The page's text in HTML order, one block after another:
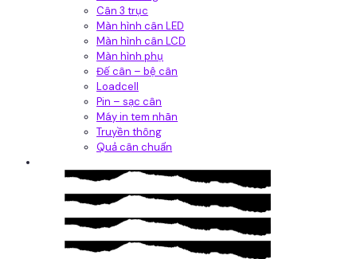
Cân 3 trục
Màn hình cân LED
Màn hình cân LCD
Màn hình phụ
Đế cân – bệ cân
Loadcell
Pin – sạc cân
Máy in tem nhãn
Truyền thông
Quả cân chuẩn